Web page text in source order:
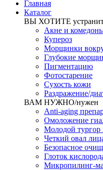
Главная
Каталог
ВЫ ХОТИТЕ
Акне и
Купероз
Морщинки
Глубокие
Пигментацию
Фотостарение
Сухость кожи
Раздражение/
ВАМ НУЖНО/нужен
Anti-aging
Омоложение
Молодой тургор
Четкий овал
Безопасное
Глоток
Микропилинг-